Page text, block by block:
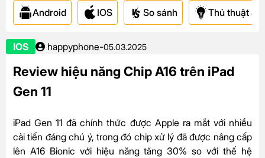
Android IOS So sánh Thủ thuật &
IOS happyphone-05.03.2025
Review hiệu năng Chip A16 trên iPad
Gen 11
iPad Gen 11 đã chính thức được Apple ra mắt với nhiều
cải tiến đáng chú ý, trong đó chip xử lý đã được nâng cấp
lên A16 Bionic với hiệu năng tăng 30% so với thế hệ